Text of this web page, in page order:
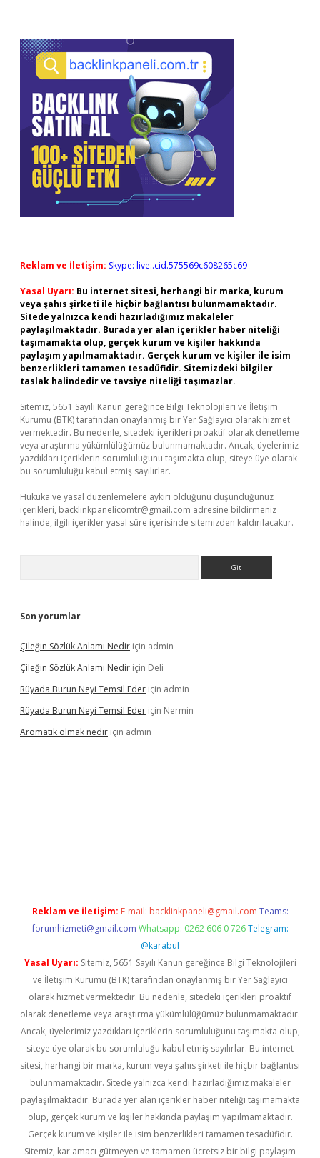
Reklam ve İletişim: Skype: live:.cid.575569c608265c69
Yasal Uyarı: Bu internet sitesi, herhangi bir marka, kurum
veya şahıs şirketi ile hiçbir bağlantısı bulunmamaktadır.
Sitede yalnızca kendi hazırladığımız makaleler
paylaşılmaktadır. Burada yer alan içerikler haber niteliği
taşımamakta olup, gerçek kurum ve kişiler hakkında
paylaşım yapılmamaktadır. Gerçek kurum ve kişiler ile isim
benzerlikleri tamamen tesadüfidir. Sitemizdeki bilgiler
taslak halindedir ve tavsiye niteliği taşımazlar.
Sitemiz, 5651 Sayılı Kanun gereğince Bilgi Teknolojileri ve İletişim
Kurumu (BTK) tarafından onaylanmış bir Yer Sağlayıcı olarak hizmet
vermektedir. Bu nedenle, sitedeki içerikleri proaktif olarak denetleme
veya araştırma yükümlülüğümüz bulunmamaktadır. Ancak, üyelerimiz
yazdıkları içeriklerin sorumluluğunu taşımakta olup, siteye üye olarak
bu sorumluluğu kabul etmiş sayılırlar.
Hukuka ve yasal düzenlemelere aykırı olduğunu düşündüğünüz
içerikleri, backlinkpanelicomtr@gmail.com adresine bildirmeniz
halinde, ilgili içerikler yasal süre içerisinde sitemizden kaldırılacaktır.
Son yorumlar
Çileğin Sözlük Anlamı Nedir için admin
Çileğin Sözlük Anlamı Nedir için Deli
Rüyada Burun Neyi Temsil Eder için admin
Rüyada Burun Neyi Temsil Eder için Nermin
Aromatik olmak nedir için admin
Reklam ve İletişim: E-mail: backlinkpaneli@gmail.com Teams:
forumhizmeti@gmail.com Whatsapp: 0262 606 0 726 Telegram:
@karabul
Yasal Uyarı: Sitemiz, 5651 Sayılı Kanun gereğince Bilgi Teknolojileri
ve İletişim Kurumu (BTK) tarafından onaylanmış bir Yer Sağlayıcı
olarak hizmet vermektedir. Bu nedenle, sitedeki içerikleri proaktif
olarak denetleme veya araştırma yükümlülüğümüz bulunmamaktadır.
Ancak, üyelerimiz yazdıkları içeriklerin sorumluluğunu taşımakta olup,
siteye üye olarak bu sorumluluğu kabul etmiş sayılırlar. Bu internet
sitesi, herhangi bir marka, kurum veya şahıs şirketi ile hiçbir bağlantısı
bulunmamaktadır. Sitede yalnızca kendi hazırladığımız makaleler
paylaşılmaktadır. Burada yer alan içerikler haber niteliği taşımamakta
olup, gerçek kurum ve kişiler hakkında paylaşım yapılmamaktadır.
Gerçek kurum ve kişiler ile isim benzerlikleri tamamen tesadüfidir.
Sitemiz, kar amacı gütmeyen ve tamamen ücretsiz bir bilgi paylaşım